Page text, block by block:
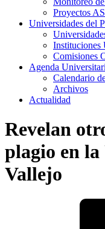
Proyectos
Universidades del
Instituciones
Comisiones
Agenda
Calendario
Archivos
Actualidad
Revelan
plagio en
Vallejo